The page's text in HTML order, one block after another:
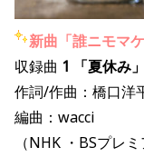
新曲「誰ニモマ
収録曲 1 「夏休み」
作詞/作曲：橋口洋
編曲：wacci
（NHK ・BSプレ